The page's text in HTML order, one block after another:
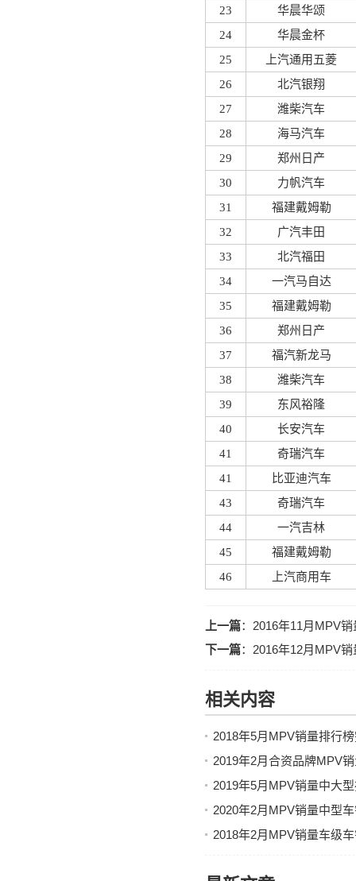
23
华晨华颂
24
华晨金杯
25
上汽通用五菱
26
北汽银翔
27
潍柴汽车
28
海马汽车
29
郑州日产
30
力帆汽车
31
福建戴姆勒
32
广汽丰田
33
北汽福田
34
一汽马自达
35
福建戴姆勒
36
郑州日产
37
福汽新龙马
38
潍柴汽车
39
东风裕隆
40
长安汽车
41
奇瑞汽车
41
比亚迪汽车
43
奇瑞汽车
44
一汽吉林
45
福建戴姆勒
46
上汽商用车
上一篇： 2016年11月MPV
下一篇： 2016年12月MPV
相关内容
2018年5月MPV销量排行
2019年2月合资品牌MPV
2019年5月MPV销量中大
2020年2月MPV销量中型
2018年2月MPV销量车级